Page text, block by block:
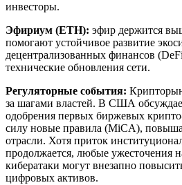
инвесторы.
Эфириум (ETH): эфир держится
помогают устойчивое развитие
децентрализованных финансов
технические обновления сети.
Регуляторные события:
за шагами властей. В США
одобрения первых биржевых
силу новые правила (MiCA),
отрасли. Хотя приток
продолжается, любые ужесточения
кибератаки могут внезапно
цифровых активов.